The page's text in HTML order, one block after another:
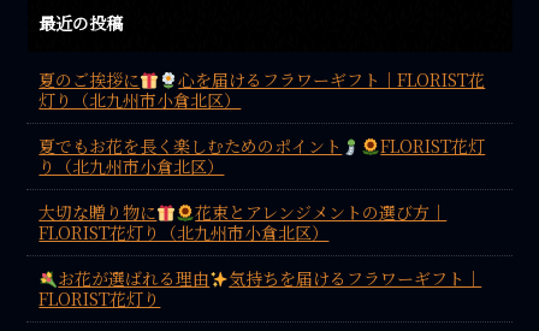
最近の投稿
夏のご挨拶に
心を届けるフラワーギフト｜FLORIST花
灯り（北九州市小倉北区）
夏でもお花を長く楽しむためのポイント
FLORIST花灯
り（北九州市小倉北区）
大切な贈り物に
花束とアレンジメントの選び方｜
FLORIST花灯り（北九州市小倉北区）
お花が選ばれる理由
気持ちを届けるフラワーギフト｜
FLORIST花灯り